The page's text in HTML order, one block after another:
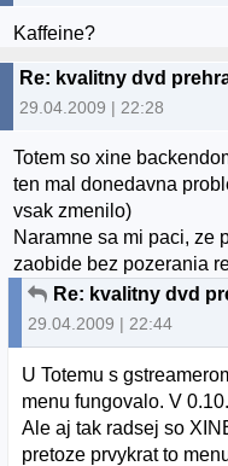
Kaffeine?
Re: kvalitny dvd
29.04.2009 | 22:28
Totem so xine
ten mal donedavna
vsak zmenilo)
Naramne sa mi paci, ze
zaobide bez pozerania
Re: kvalitny dvd
29.04.2009 | 22:44
U Totemu s
menu fungovalo. V
Ale aj tak radsej so
pretoze prvykrat to